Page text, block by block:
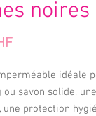
noires
Prix
idéale
ou savon solide,
une protection